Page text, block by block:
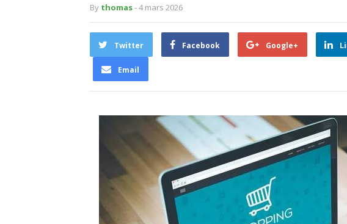
By thomas- 4 mars 2026
Twitter Facebook Google+
Email